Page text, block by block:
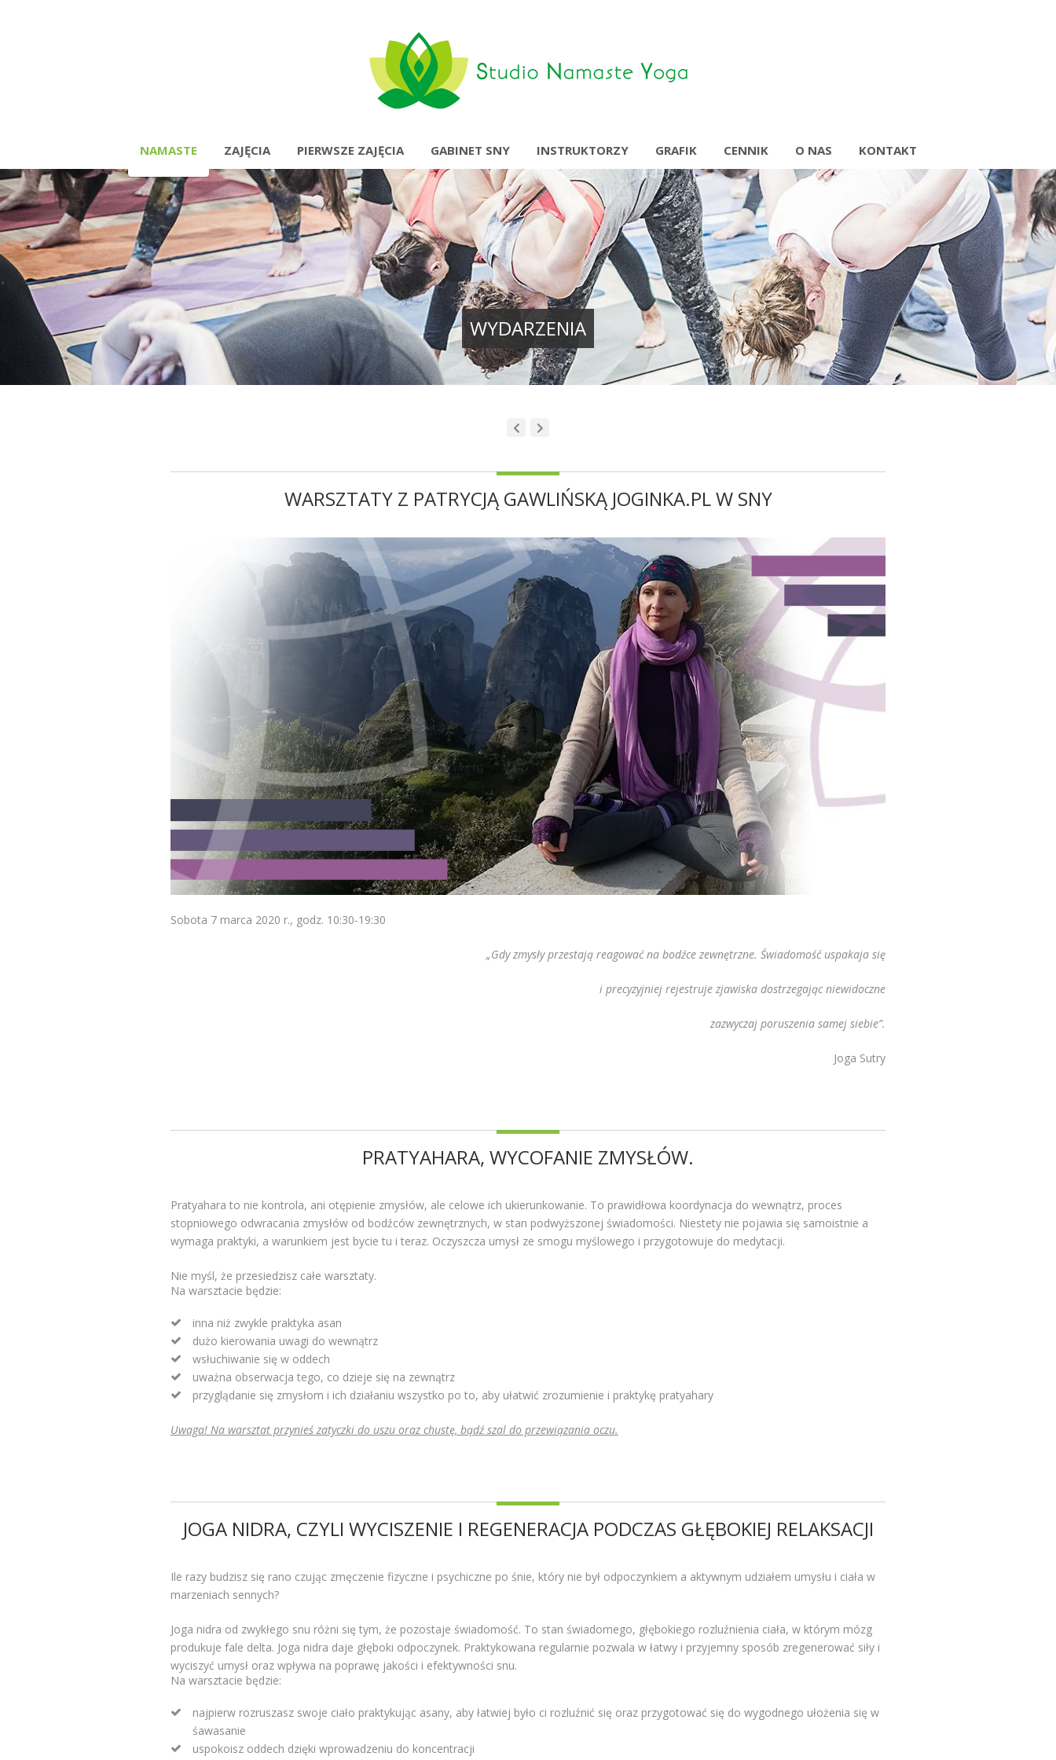
NAMASTE ZAJĘCIA PIERWSZE ZAJĘCIA GABINET SNY INSTRUKTORZY GRAFIK CENNIK O NAS KONTAKT
WYDARZENIA
WARSZTATY Z PATRYCJĄ GAWLIŃSKĄ JOGINKA.PL W SNY
Sobota 7 marca 2020 r., godz. 10:30-19:30
„Gdy zmysły przestają reagować na bodźce zewnętrzne. Świadomość uspakaja się
i precyzyjniej rejestruje zjawiska dostrzegając niewidoczne
zazwyczaj poruszenia samej siebie”.
Joga Sutry
PRATYAHARA, WYCOFANIE ZMYSŁÓW.
Pratyahara to nie kontrola, ani otępienie zmysłów, ale celowe ich ukierunkowanie. To prawidłowa koordynacja do wewnątrz, proces
stopniowego odwracania zmysłów od bodźców zewnętrznych, w stan podwyższonej świadomości. Niestety nie pojawia się samoistnie a
wymaga praktyki, a warunkiem jest bycie tu i teraz. Oczyszcza umysł ze smogu myślowego i przygotowuje do medytacji.
Nie myśl, że przesiedzisz całe warsztaty.
Na warsztacie będzie:
inna niż zwykle praktyka asan
dużo kierowania uwagi do wewnątrz
wsłuchiwanie się w oddech
uważna obserwacja tego, co dzieje się na zewnątrz
przyglądanie się zmysłom i ich działaniu wszystko po to, aby ułatwić zrozumienie i praktykę pratyahary
Uwaga! Na warsztat przynieś zatyczki do uszu oraz chustę, bądź szal do przewiązania oczu.
JOGA NIDRA, CZYLI WYCISZENIE I REGENERACJA PODCZAS GŁĘBOKIEJ RELAKSACJI
Ile razy budzisz się rano czując zmęczenie fizyczne i psychiczne po śnie, który nie był odpoczynkiem a aktywnym udziałem umysłu i ciała w
marzeniach sennych?
Joga nidra od zwykłego snu różni się tym, że pozostaje świadomość. To stan świadomego, głębokiego rozluźnienia ciała, w którym mózg
produkuje fale delta. Joga nidra daje głęboki odpoczynek. Praktykowana regularnie pozwala w łatwy i przyjemny sposób zregenerować siły i
wyciszyć umysł oraz wpływa na poprawę jakości i efektywności snu.
Na warsztacie będzie:
najpierw rozruszasz swoje ciało praktykując asany, aby łatwiej było ci rozluźnić się oraz przygotować się do wygodnego ułożenia się w
śawasanie
uspokoisz oddech dzięki wprowadzeniu do koncentracji